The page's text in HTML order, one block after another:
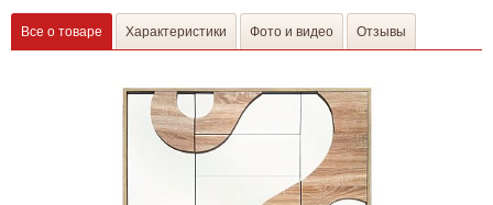
Все о товаре Характеристики Фото и видео Отзывы